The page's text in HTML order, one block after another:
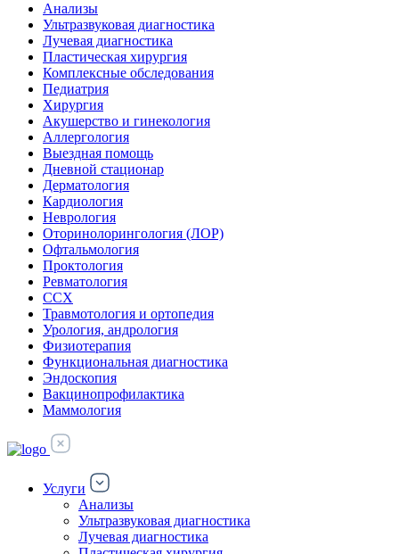
Анализы
Ультразвуковая диагностика
Лучевая диагностика
Пластическая хирургия
Комплексные обследования
Педиатрия
Хирургия
Акушерство и гинекология
Аллергология
Выездная помощь
Дневной стационар
Дерматология
Кардиология
Неврология
Оторинолорингология (ЛОР)
Офтальмология
Проктология
Ревматология
ССХ
Травмотология и ортопедия
Урология, андрология
Физиотерапия
Функциональная диагностика
Эндоскопия
Вакцинопрофилактика
Маммология
Услуги
Анализы
Ультразвуковая диагностика
Лучевая диагностика